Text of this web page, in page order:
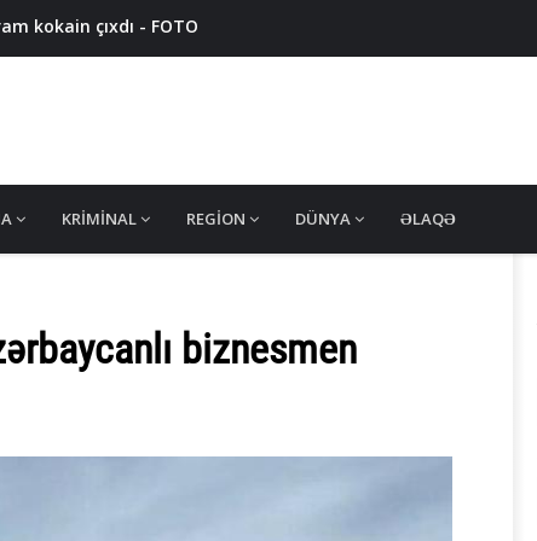
kokain çıxdı - FOTO
57 nəfər saxlanıldı, 11 ton həşiş müsadirə olundu
alverçiləri ələ keçdi - VİDEO
- FOTO
KRIMINAL REGION DÜNYA ƏLAQƏ
biznesmen